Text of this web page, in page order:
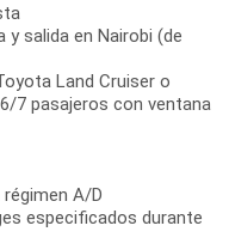
y salida en Nairobi (de
Land Cruiser o
7 pasajeros con ventana
A/D
especificados durante